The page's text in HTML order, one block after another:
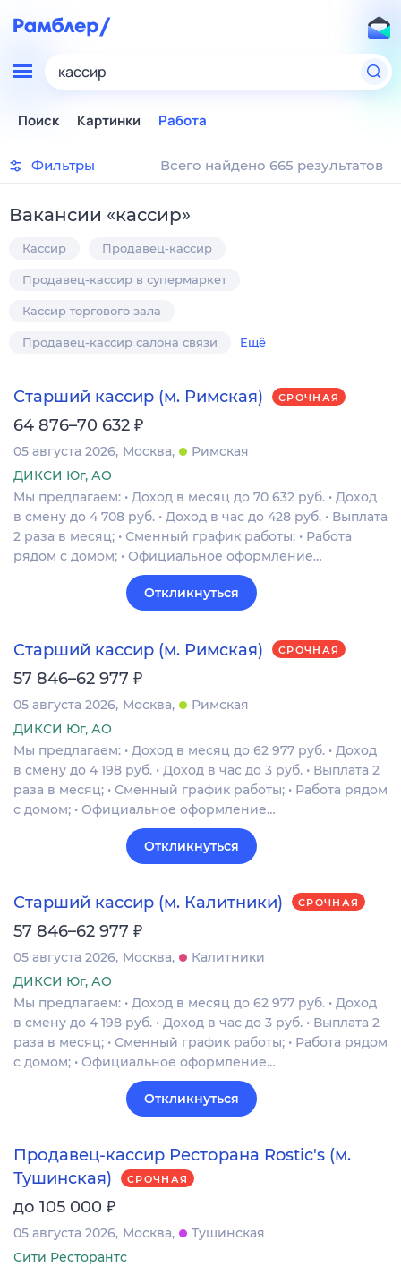
кассир
Поиск Картинки Работа
Фильтры Всего найдено 665 результатов
Вакансии «кассир»
Кассир Продавец-кассир
Продавец-кассир в супермаркет
Кассир торгового зала
Продавец-кассир салона связи Ещё
Старший кассир (м. Римская) СРОЧНАЯ
64 876–70 632 ₽
05 августа 2026 Москва
Римская
ДИКСИ Юг, АО
Мы предлагаем: • Доход в месяц до 70 632 руб. • Доход
в смену до 4 708 руб. • Доход в час до 428 руб. • Выплата
2 раза в месяц; • Сменный график работы; • Работа
рядом с домом; • Официальное оформление…
Откликнуться
Старший кассир (м. Римская) СРОЧНАЯ
57 846–62 977 ₽
05 августа 2026 Москва
Римская
ДИКСИ Юг, АО
Мы предлагаем: • Доход в месяц до 62 977 руб. • Доход
в смену до 4 198 руб. • Доход в час до 3 руб. • Выплата 2
раза в месяц; • Сменный график работы; • Работа рядом
с домом; • Официальное оформление…
Откликнуться
Старший кассир (м. Калитники) СРОЧНАЯ
57 846–62 977 ₽
05 августа 2026 Москва
Калитники
ДИКСИ Юг, АО
Мы предлагаем: • Доход в месяц до 62 977 руб. • Доход
в смену до 4 198 руб. • Доход в час до 3 руб. • Выплата 2
раза в месяц; • Сменный график работы; • Работа рядом
с домом; • Официальное оформление…
Откликнуться
Продавец-кассир Ресторана Rostic's (м.
Тушинская)
СРОЧНАЯ
до 105 000 ₽
05 августа 2026 Москва
Тушинская
Сити Ресторантс